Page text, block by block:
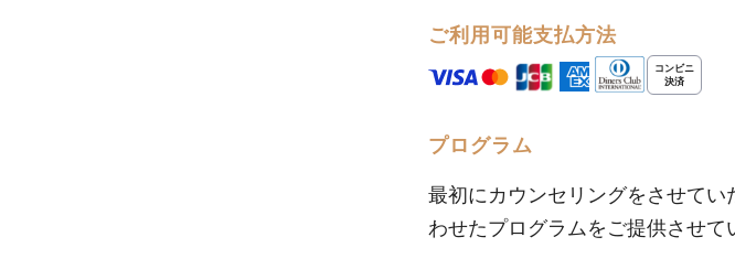
ご利用可能支払方法
プログラム
最初にカウンセリングをさせて
わせたプログラムをご提供させて